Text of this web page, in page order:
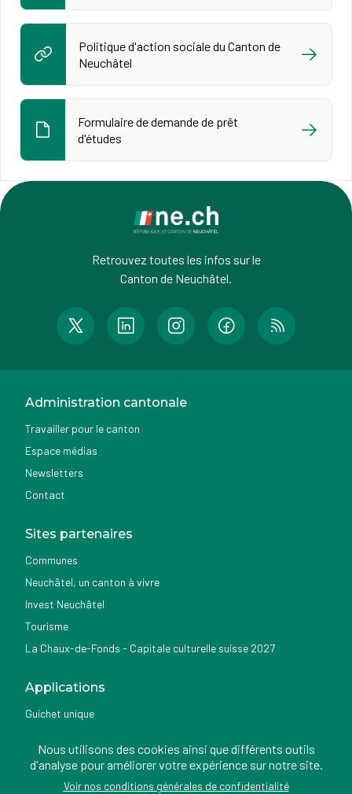
Politique d'action sociale du Canton de
Neuchâtel
Formulaire de demande de prêt
d'études
Retrouvez toutes les infos sur le
Canton de Neuchâtel.
Administration cantonale
Travailler pour le canton
Espace médias
Newsletters
Contact
Sites partenaires
Communes
Neuchâtel, un canton à vivre
Invest Neuchâtel
Tourisme
La Chaux-de-Fonds - Capitale culturelle suisse 2027
Applications
Guichet unique
Nemo news
Nous utilisons des cookies ainsi que différents outils
d'analyse pour améliorer votre expérience sur notre site.
Voir nos conditions générales de confidentialité